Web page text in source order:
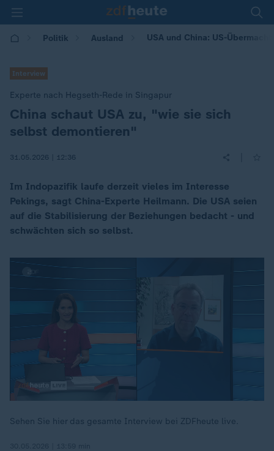
Politik Ausland USA und China: US-
Interview
Experte nach Hegseth-Rede in Singapur
:
China schaut USA zu, "wie sie sich
selbst demontieren"
31.05.2026 | 12:36
Im Indopazifik laufe derzeit vieles im Interesse
Pekings, sagt China-Experte Heilmann. Die USA seien
auf die Stabilisierung der Beziehungen bedacht - und
schwächten sich so selbst.
Sehen Sie hier das gesamte Interview bei ZDFheute live.